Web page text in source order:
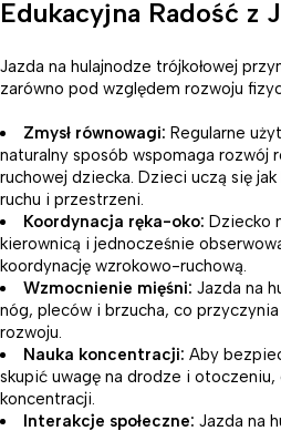
Edukacyjna Radość z
Jazda na hulajnodze trójkołowej
zarówno pod względem rozwoju
Zmysł równowagi: Regularne
naturalny sposób wspomaga rozwój
ruchowej dziecka. Dzieci uczą się
ruchu i przestrzeni.
Koordynacja ręka-oko: Dziecko
kierownicą i jednocześnie
koordynację wzrokowo-ruchową.
Wzmocnienie mięśni: Jazda na
nóg, pleców i brzucha, co
rozwoju.
Nauka koncentracji: Aby
skupić uwagę na drodze i
koncentracji.
Interakcje społeczne: Jazda na